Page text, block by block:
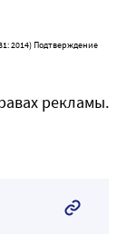
2014) Подтверждение
рекламы.